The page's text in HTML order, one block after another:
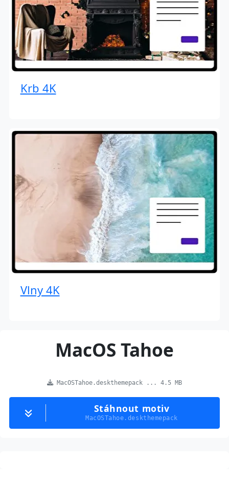
Krb 4K
Vlny 4K
MacOS Tahoe
MacOSTahoe.deskthemepack ... 4.5 MB
Stáhnout motiv
MacOSTahoe.deskthemepack